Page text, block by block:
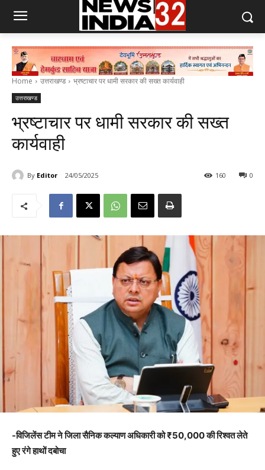
Home उत्तराखण्ड भ्रष्टाचार पर धामी सरकार की सख्त कार्यवाही
उत्तराखण्ड
भ्रष्टाचार पर धामी सरकार की सख्त
कार्यवाही
By Editor 24/05/2025 0
160
-विजिलेंस टीम ने जिला सैनिक कल्याण अधिकारी को ₹50,000 की रिश्वत लेते
हुए रंगे हाथों दबोचा